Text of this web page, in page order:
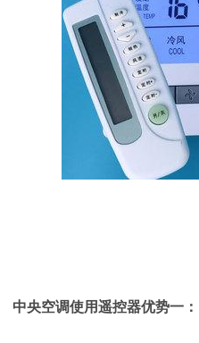
中央空调使用遥控器优势一：